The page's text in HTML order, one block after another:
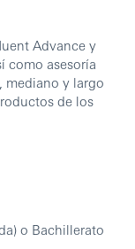
Advance y
como asesoría
mediano y largo
de los
o Bachillerato